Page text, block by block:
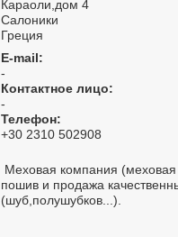
Караоли,дом 4
Салоники
Греция
E-mail:
-
Контактное лицо:
-
Телефон:
+30 2310 502908
Меховая компания
пошив и продажа
(шуб,полушубков...).